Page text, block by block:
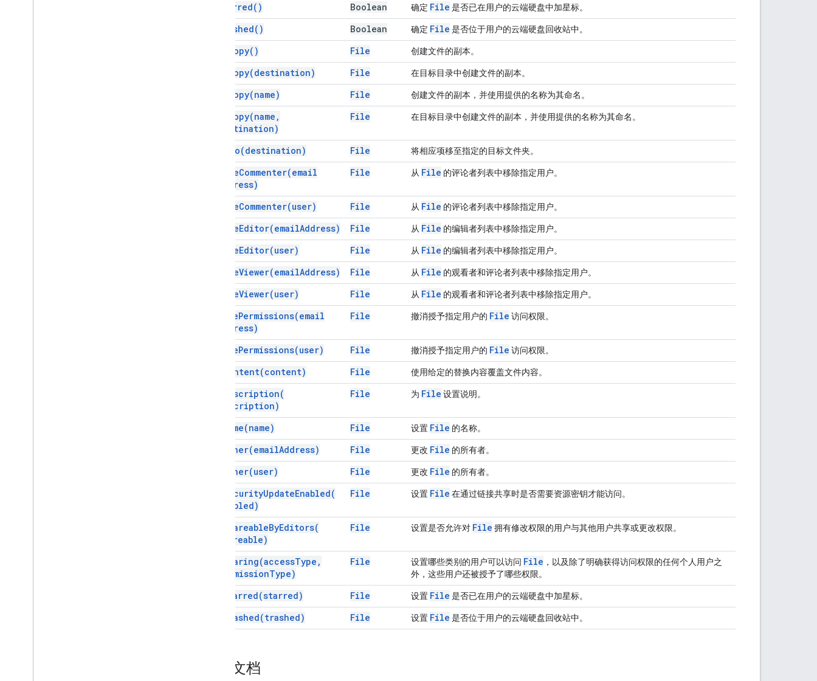
Starred( ) Boolean 确定 File 是否已在用户的云端硬盘中加星标。
Trashed( ) Boolean 确定 File 是否位于用户的云端硬盘回收站中。
Copy( ) File 创建文件的副本。
Copy(destination) File 在目标目录中创建文件的副本。
Copy(name) File 创建文件的副本，并使用提供的名称为其命名。
Copy(name ,
destination)
File 在目标目录中创建文件的副本，并使用提供的名称为其命名。
To(destination) File 将相应项移至指定的目标文件夹。
removeCommenter(email
Address)
File 从 File 的评论者列表中移除指定用户。
removeCommenter(user) File 从 File 的评论者列表中移除指定用户。
removeEditor(emailAddress) File 从 File 的编辑者列表中移除指定用户。
removeEditor(user) File 从 File 的编辑者列表中移除指定用户。
removeViewer(emailAddress) File 从 File 的观看者和评论者列表中移除指定用户。
removeViewer(user) File 从 File 的观看者和评论者列表中移除指定用户。
revokePermissions(email
Address)
File 撤消授予指定用户的 File 访问权限。
revokePermissions(user) File 撤消授予指定用户的 File 访问权限。
Content(content) File 使用给定的替换内容覆盖文件内容。
Description(
description)
File 为 File 设置说明。
Name(name) File 设置 File 的名称。
Owner(emailAddress) File 更改 File 的所有者。
Owner(user) File 更改 File 的所有者。
SecurityUpdateEnabled(
enabled)
File 设置 File 在通过链接共享时是否需要资源密钥才能访问。
ShareableByEditors(
shareable)
File 设置是否允许对 File 拥有修改权限的用户与其他用户共享或更改权限。
Sharing(accessType ,
permissionType)
File 设置哪些类别的用户可以访问 File ，以及除了明确获得访问权限的任何个人用户之
外，这些用户还被授予了哪些权限。
Starred(starred) File 设置 File 是否已在用户的云端硬盘中加星标。
Trashed(trashed) File 设置 File 是否位于用户的云端硬盘回收站中。
详细文档